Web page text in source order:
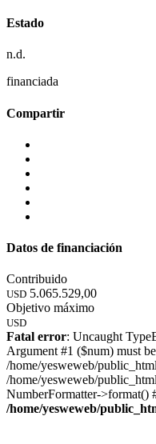
Estado
n.d.
financiada
Compartir
Datos de financiación
Contribuido
USD 5.065.529,00
Objetivo máximo
USD
Fatal error: Uncaught
Argument #1 ($num) must
/home/yesweweb/
/home/yesweweb/
NumberFormatter-
/home/yesweweb/